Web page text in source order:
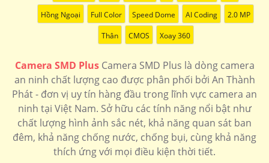
'
Hồng Ngoại Full Color Speed Dome AI Coding 2.0 MP
Thân CMOS Xoay 360
Camera SMD PlusCamera SMD Plus là dòng camera
an ninh chất lượng cao được phân phối bởi An Thành
Phát - đơn vị uy tín hàng đầu trong lĩnh vực camera an
ninh tại Việt Nam. Sở hữu các tính năng nổi bật như
chất lượng hình ảnh sắc nét, khả năng quan sát ban
đêm, khả năng chống nước, chống bụi, cùng khả năng
thích ứng với mọi điều kiện thời tiết.